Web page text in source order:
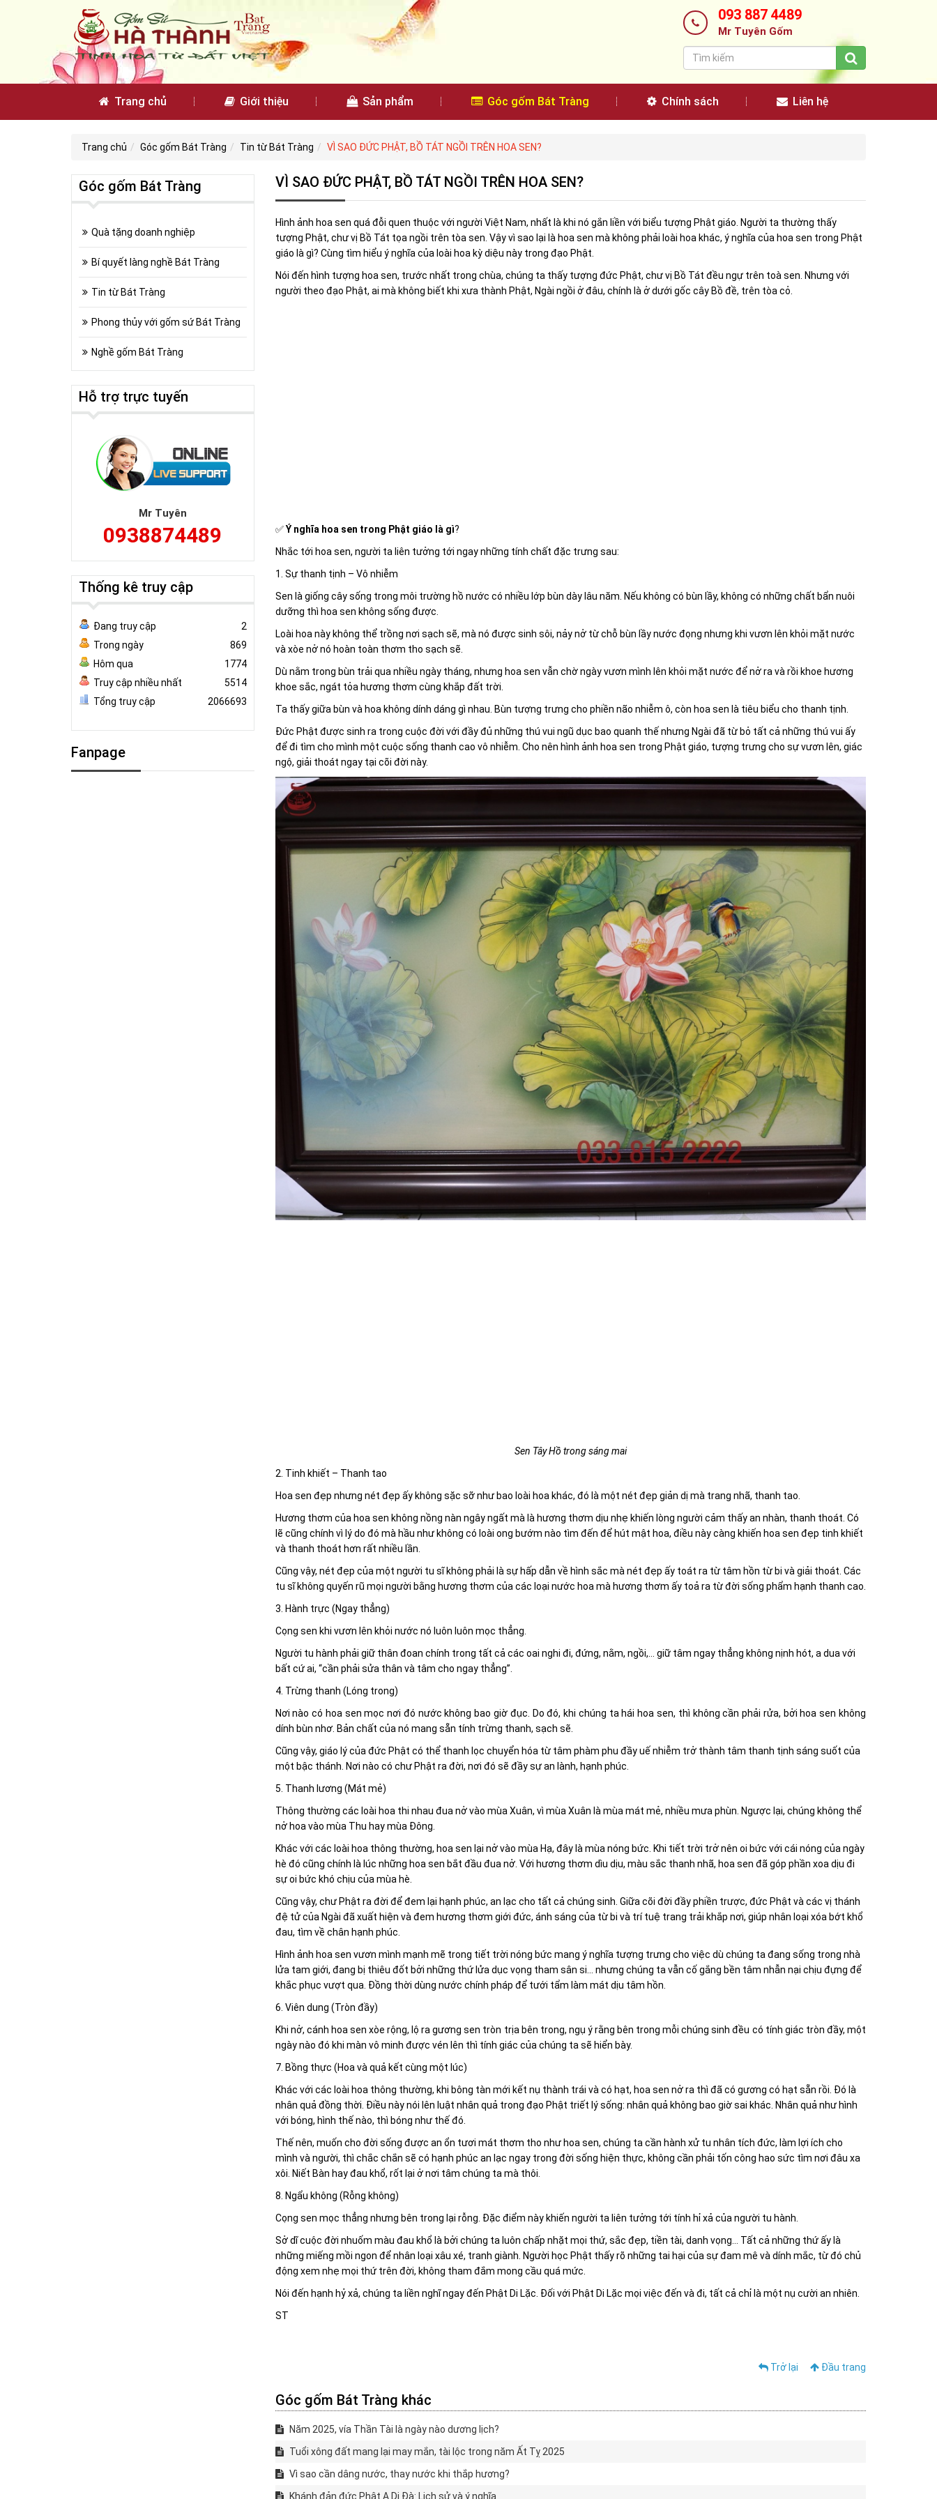
093 887 4489
Mr Tuyên Gốm
Trang chủ Giới thiệu Sản phẩm Góc gốm Bát Tràng Chính sách Liên hệ
Trang chủ Góc gốm Bát Tràng Tin từ Bát Tràng VÌ SAO ĐỨC PHẬT, BỒ TÁT NGỒI TRÊN HOA SEN?
VÌ SAO ĐỨC PHẬT, BỒ TÁT NGỒI TRÊN HOA SEN?
Hình ảnh hoa sen quá đỗi quen thuộc với người Việt Nam, nhất là khi nó gắn liền với biểu tượng Phật giáo. Người ta thường thấy
tượng Phật, chư vị Bồ Tát tọa ngồi trên tòa sen. Vậy vì sao lại là hoa sen mà không phải loài hoa khác, ý nghĩa của hoa sen trong Phật
giáo là gì? Cùng tìm hiểu ý nghĩa của loài hoa kỳ diệu này trong đạo Phật.
Nói đến hình tượng hoa sen, trước nhất trong chùa, chúng ta thấy tượng đức Phật, chư vị Bồ Tát đều ngự trên toà sen. Nhưng với
người theo đạo Phật, ai mà không biết khi xưa thành Phật, Ngài ngồi ở đâu, chính là ở dưới gốc cây Bồ đề, trên tòa cỏ.
✅Ý nghĩa hoa sen trong Phật giáo là gì?
Nhắc tới hoa sen, người ta liên tưởng tới ngay những tính chất đặc trưng sau:
1. Sự thanh tịnh – Vô nhiễm
Sen là giống cây sống trong môi trường hồ nước có nhiều lớp bùn dày lâu năm. Nếu không có bùn lầy, không có những chất bẩn nuôi
dưỡng thì hoa sen không sống được.
Loài hoa này không thể trồng nơi sạch sẽ, mà nó được sinh sôi, nảy nở từ chỗ bùn lầy nước đọng nhưng khi vươn lên khỏi mặt nước
và xòe nở nó hoàn toàn thơm tho sạch sẽ.
Dù nằm trong bùn trải qua nhiều ngày tháng, nhưng hoa sen vẫn chờ ngày vươn mình lên khỏi mặt nước để nở ra và rồi khoe hương
khoe sắc, ngát tỏa hương thơm cùng khắp đất trời.
Ta thấy giữa bùn và hoa không dính dáng gì nhau. Bùn tượng trưng cho phiền não nhiễm ô, còn hoa sen là tiêu biểu cho thanh tịnh.
Đức Phật được sinh ra trong cuộc đời với đầy đủ những thú vui ngũ dục bao quanh thế nhưng Ngài đã từ bỏ tất cả những thú vui ấy
để đi tìm cho mình một cuộc sống thanh cao vô nhiễm. Cho nên hình ảnh hoa sen trong Phật giáo, tượng trưng cho sự vươn lên, giác
ngộ, giải thoát ngay tại cõi đời này.
Sen Tây Hồ trong sáng mai
2. Tinh khiết – Thanh tao
Hoa sen đẹp nhưng nét đẹp ấy không sặc sỡ như bao loài hoa khác, đó là một nét đẹp giản dị mà trang nhã, thanh tao.
Hương thơm của hoa sen không nồng nàn ngây ngất mà là hương thơm dịu nhẹ khiến lòng người cảm thấy an nhàn, thanh thoát. Có
lẽ cũng chính vì lý do đó mà hầu như không có loài ong bướm nào tìm đến để hút mật hoa, điều này càng khiến hoa sen đẹp tinh khiết
và thanh thoát hơn rất nhiều lần.
Cũng vậy, nét đẹp của một người tu sĩ không phải là sự hấp dẫn về hình sắc mà nét đẹp ấy toát ra từ tâm hồn từ bi và giải thoát. Các
tu sĩ không quyến rũ mọi người bằng hương thơm của các loại nước hoa mà hương thơm ấy toả ra từ đời sống phẩm hạnh thanh cao
3. Hành trực (Ngay thẳng)
Cọng sen khi vươn lên khỏi nước nó luôn luôn mọc thẳng.
Người tu hành phải giữ thân đoan chính trong tất cả các oai nghi đi, đứng, nằm, ngồi,… giữ tâm ngay thẳng không nịnh hót, a dua với
bất cứ ai, “cần phải sửa thân và tâm cho ngay thẳng”.
4. Trừng thanh (Lóng trong)
Nơi nào có hoa sen mọc nơi đó nước không bao giờ đục. Do đó, khi chúng ta hái hoa sen, thì không cần phải rửa, bởi hoa sen không
dính bùn nhơ. Bản chất của nó mang sẵn tính trừng thanh, sạch sẽ.
Cũng vậy, giáo lý của đức Phật có thể thanh lọc chuyển hóa từ tâm phàm phu đầy uế nhiễm trở thành tâm thanh tịnh sáng suốt của
một bậc thánh. Nơi nào có chư Phật ra đời, nơi đó sẽ đầy sự an lành, hạnh phúc.
5. Thanh lương (Mát mẻ)
Thông thường các loài hoa thi nhau đua nở vào mùa Xuân, vì mùa Xuân là mùa mát mẻ, nhiều mưa phùn. Ngược lại, chúng không thể
nở hoa vào mùa Thu hay mùa Ðông.
Khác với các loài hoa thông thường, hoa sen lại nở vào mùa Hạ, đây là mùa nóng bức. Khi tiết trời trở nên oi bức với cái nóng của ngày
hè đó cũng chính là lúc những hoa sen bắt đầu đua nở. Với hương thơm dìu dịu, màu sắc thanh nhã, hoa sen đã góp phần xoa dịu đi
sự oi bức khó chịu của mùa hè.
Cũng vậy, chư Phật ra đời để đem lại hạnh phúc, an lạc cho tất cả chúng sinh. Giữa cõi đời đầy phiền trược, đức Phật và các vị thánh
đệ tử của Ngài đã xuất hiện và đem hương thơm giới đức, ánh sáng của từ bi và trí tuệ trang trải khắp nơi, giúp nhân loại xóa bớt khổ
đau, tìm về chân hạnh phúc.
Hình ảnh hoa sen vươn mình mạnh mẽ trong tiết trời nóng bức mang ý nghĩa tượng trưng cho việc dù chúng ta đang sống trong nhà
lửa tam giới, đang bị thiêu đốt bởi những thứ lửa dục vọng tham sân si… nhưng chúng ta vẫn cố gắng bền tâm nhẫn nại chịu đựng để
khắc phục vượt qua. Đồng thời dùng nước chính pháp để tưới tẩm làm mát dịu tâm hồn.
6. Viên dung (Tròn đầy)
Khi nở, cánh hoa sen xòe rộng, lộ ra gương sen tròn trịa bên trong, ngụ ý rằng bên trong mỗi chúng sinh đều có tính giác tròn đầy, một
ngày nào đó khi màn vô minh được vén lên thì tính giác của chúng ta sẽ hiển bày.
7. Bồng thực (Hoa và quả kết cùng một lúc)
Khác với các loài hoa thông thường, khi bông tàn mới kết nụ thành trái và có hạt, hoa sen nở ra thì đã có gương có hạt sẵn rồi. Đó là
nhân quả đồng thời. Điều này nói lên luật nhân quả trong đạo Phật triết lý sống: nhân quả không bao giờ sai khác. Nhân quả như hình
với bóng, hình thế nào, thì bóng như thế đó.
Thế nên, muốn cho đời sống được an ổn tươi mát thơm tho như hoa sen, chúng ta cần hành xử tu nhân tích đức, làm lợi ích cho
mình và người, thì chắc chắn sẽ có hạnh phúc an lạc ngay trong đời sống hiện thực, không cần phải tốn công hao sức tìm nơi đâu xa
xôi. Niết Bàn hay đau khổ, rốt lại ở nơi tâm chúng ta mà thôi.
8. Ngẩu không (Rỗng không)
Cọng sen mọc thẳng nhưng bên trong lại rỗng. Đặc điểm này khiến người ta liên tưởng tới tính hỉ xả của người tu hành.
Sở dĩ cuộc đời nhuốm màu đau khổ là bởi chúng ta luôn chấp nhặt mọi thứ, sắc đẹp, tiền tài, danh vọng… Tất cả những thứ ấy là
những miếng mồi ngon để nhân loại xâu xé, tranh giành. Người học Phật thấy rõ những tai hại của sự đam mê và dính mắc, từ đó chủ
động xem nhẹ mọi thứ trên đời, không tham đắm mong cầu quá mức.
Nói đến hạnh hỷ xả, chúng ta liền nghĩ ngay đến Phật Di Lặc. Đối với Phật Di Lặc mọi việc đến và đi, tất cả chỉ là một nụ cười an nhiên.
ST
Trở lại Đầu trang
Góc gốm Bát Tràng khác
Năm 2025, vía Thần Tài là ngày nào dương lịch?
Tuổi xông đất mang lại may mắn, tài lộc trong năm Ất Tỵ 2025
Vì sao cần dâng nước, thay nước khi thắp hương?
Khánh đản đức Phật A Di Đà: Lịch sử và ý nghĩa
Góc gốm Bát Tràng
Quà tặng doanh nghiệp
Bí quyết làng nghề Bát Tràng
Tin từ Bát Tràng
Phong thủy với gốm sứ Bát Tràng
Nghề gốm Bát Tràng
Hỗ trợ trực tuyến
Mr Tuyên
0938874489
Thống kê truy cập
Đang truy cập
2
Trong ngày
869
Hôm qua
1774
Truy cập nhiều nhất
5514
Tổng truy cập
2066693
Fanpage